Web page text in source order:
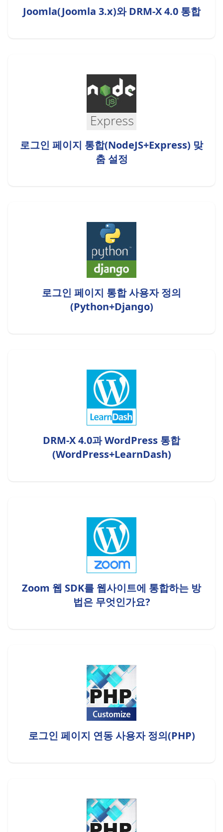
Joomla(Joomla 3.x)와 DRM-X 4.0 통합
로그인 페이지 통합(NodeJS+Express) 맞
춤 설정
로그인 페이지 통합 사용자 정의
(Python+Django)
DRM-X 4.0과 WordPress 통합
(WordPress+LearnDash)
Zoom 웹 SDK를 웹사이트에 통합하는 방
법은 무엇인가요?
로그인 페이지 연동 사용자 정의(PHP)